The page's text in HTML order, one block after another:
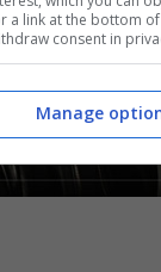
a link at the bottom
consent in
Manage